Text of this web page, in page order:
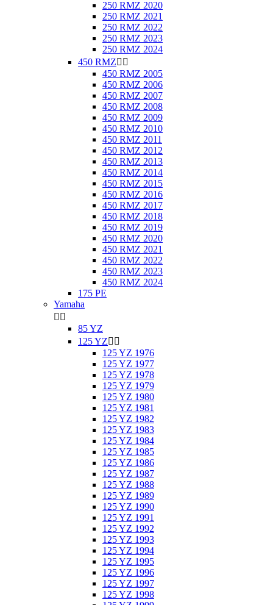
250 RMZ 2020
250 RMZ 2021
250 RMZ 2022
250 RMZ 2023
250 RMZ 2024
450 RMZ 
450 RMZ 2005
450 RMZ 2006
450 RMZ 2007
450 RMZ 2008
450 RMZ 2009
450 RMZ 2010
450 RMZ 2011
450 RMZ 2012
450 RMZ 2013
450 RMZ 2014
450 RMZ 2015
450 RMZ 2016
450 RMZ 2017
450 RMZ 2018
450 RMZ 2019
450 RMZ 2020
450 RMZ 2021
450 RMZ 2022
450 RMZ 2023
450 RMZ 2024
175 PE
Yamaha
 
85 YZ
125 YZ 
125 YZ 1976
125 YZ 1977
125 YZ 1978
125 YZ 1979
125 YZ 1980
125 YZ 1981
125 YZ 1982
125 YZ 1983
125 YZ 1984
125 YZ 1985
125 YZ 1986
125 YZ 1987
125 YZ 1988
125 YZ 1989
125 YZ 1990
125 YZ 1991
125 YZ 1992
125 YZ 1993
125 YZ 1994
125 YZ 1995
125 YZ 1996
125 YZ 1997
125 YZ 1998